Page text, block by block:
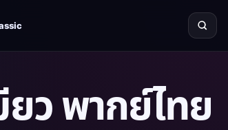
ว พากย์ไทย